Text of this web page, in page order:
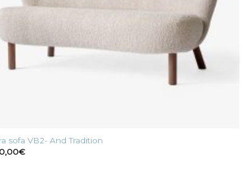
sofa VB2- And Tradition
€